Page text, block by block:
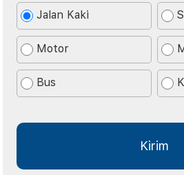
Jalan Kaki
Motor
Bus